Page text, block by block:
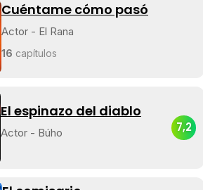
Cuéntame cómo pasó
Actor - El Rana
16 capítulos
El espinazo del diablo
Actor - Búho 7,2